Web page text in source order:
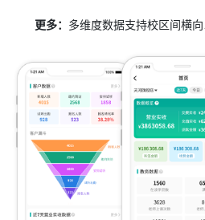
更多： 多维度数据支持校区间横